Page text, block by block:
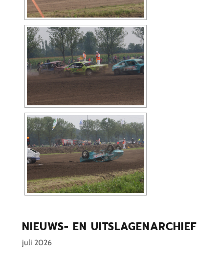
NIEUWS- EN UITSLAGENARCHIEF
juli 2026